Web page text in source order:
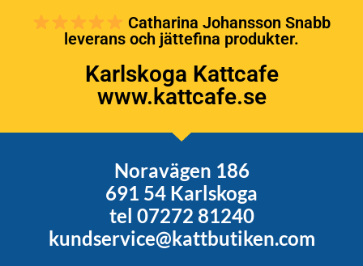
Catharina Johansson Snabb
leverans och jättefina produkter.
Karlskoga Kattcafe
www.kattcafe.se
Noravägen 186
691 54 Karlskoga
tel 07272 81240
kundservice@kattbutiken.com